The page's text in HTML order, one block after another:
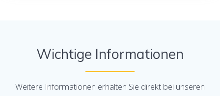
Wichtige Informationen
Weitere Informationen erhalten Sie direkt bei unseren